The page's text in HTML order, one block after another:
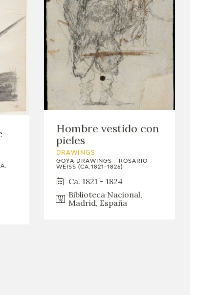
Hombre vestido con
pieles
DRAWINGS
GOYA DRAWINGS - ROSARIO
WEISS (CA.1821-1826)
Ca. 1821 - 1824
Biblioteca Nacional,
Madrid, España